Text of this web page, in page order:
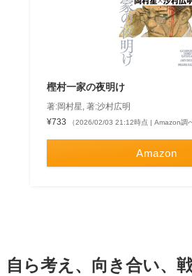
樫村一家の夜明け
著:岡村星, 著:沙村広明
¥733
（2026/02/03 21:12時点 | Amazon調べ
Amazon
自ら考え、向き合い、